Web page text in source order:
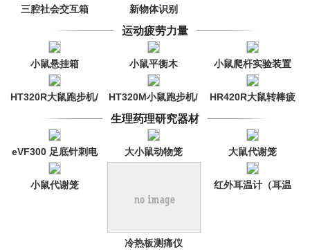
三腔社会交互箱
新物体识别
运动疲劳力量
小鼠悬挂箱 小鼠平衡木 小鼠爬杆实验装置
HT320R大鼠跑步机/
跑台（6通道）
HT320M小鼠跑步机/
跑台（6通道）
HR420R大鼠转棒疲
劳仪（4通道）
生理药理研究器材
eVF300 足底针刺电
子测痛仪
大小鼠动物笼 大鼠代谢笼
小鼠代谢笼
冷热板测痛仪
红外耳温计（耳温